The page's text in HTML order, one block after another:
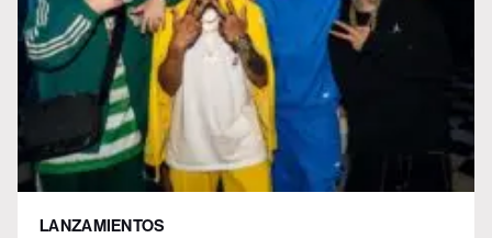
LANZAMIENTOS